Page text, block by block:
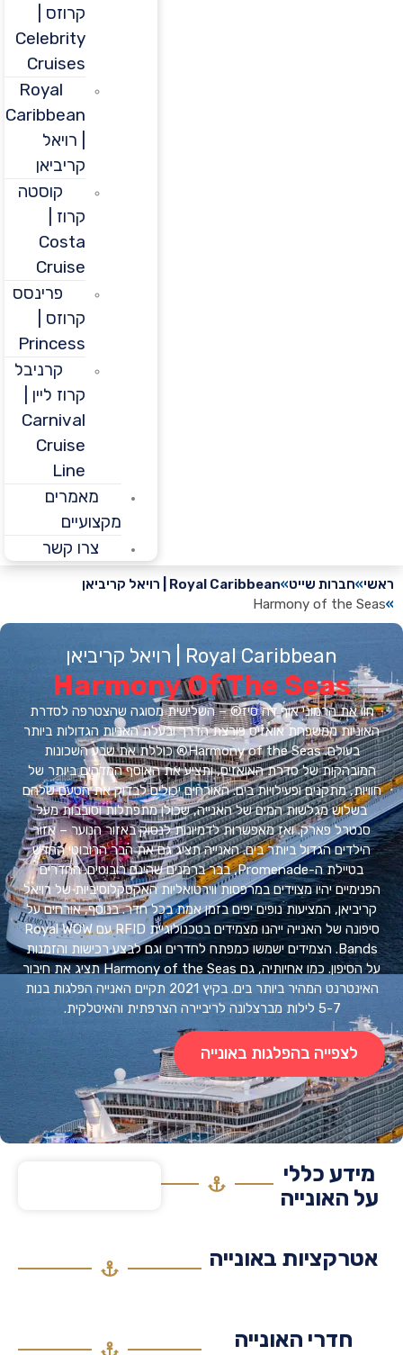
קרוזס |
Celebrity
Cruises
Royal
Caribbean
קריביאן
קוסטה
Costa
Cruise
פרינסס
קרוזס |
Princess
קרניבל
קרוז ליין |
Carnival
Cruise
מאמרים
מקצועיים
צרו קשר
חברות שייט Royal Caribbean | רויאל קריביאן
Harmony of the
Royal Caribbean | רויאל קריביאן
Harmony Of The Seas
את הרמוני אוף דה סיז® – השלישית מסוגה שהצטרפה לסדרת
ממשפחת אואזיס פורצת הדרך ובעלת האניות הגדולות ביותר
בעולם. Harmony of the Seas® כוללת את שבע השכונות
של סדרת האואזיס, ותציע את האוסף המדהים ביותר של
מתקנים ופעילויות בים. האורחים יכולים לבדוק את הטעם שלהם
מגלשות המים של האנייה, שכולן מתפתלות וסובבות מעל
פארק. ואז מאפשרות לדמיונות לנסוק באזור הנוער – אזור
הגדול ביותר בים. האנייה תציג גם את הבר הרובוטי החדש
בטיילת ה-Promenade, בבר ברמנים שהינם רובוטים. החדרים
יהיו מצוידים במרפסות ווירטואליות האקסקלוסיביות של רויאל
המציעות נופים יפים בזמן אמת בכל חדר. בנוסף, אורחים על
סיפונה של האנייה ייהנו מצמידים בטכנולוגיית RFID עם Royal WOW
Bands. הצמידים ישמשו כמפתח לחדרים וגם לבצע רכישות והזמנות
על הסיפון. כמו אחיותיה, גם Harmony of the Seas תציג את חיבור
האינטרנט המהיר ביותר בים. בקיץ 2021 תקיים האנייה הפלגות בנות
5-7 לילות מברצלונה לריביירה הצרפתית והאיטלקית.
לצפייה בהפלגות באונייה
כללי
האונייה
באונייה
חדרי האונייה